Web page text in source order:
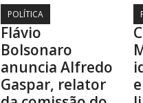
POLÍTICA
Flávio
Bolsonaro
anuncia Alfredo
Gaspar, relator